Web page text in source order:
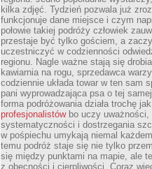
kilka zdjęć. Tydzień pozwala już
funkcjonuje dane miejsce i czym
połowie takiej podróży człowiek
przestaje być tylko gościem, a
uczestniczyć w codzienności
regionu. Nagle ważne stają się
kawiarnia na rogu, sprzedawca
codziennie układa towar w ten sam
pani wyprowadzająca psa o tej
forma podróżowania działa trochę jak
profesjonalistówbo uczy uważności,
systematyczności i dostrzegania
w pośpiechu umykają niemal
temu podróż staje się nie tylko
się między punktami na mapie, ale
z obecności i cierpliwości. Coraz